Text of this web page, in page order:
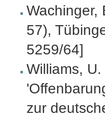
Wachinger,
57),
5259/64]
Williams,
zur